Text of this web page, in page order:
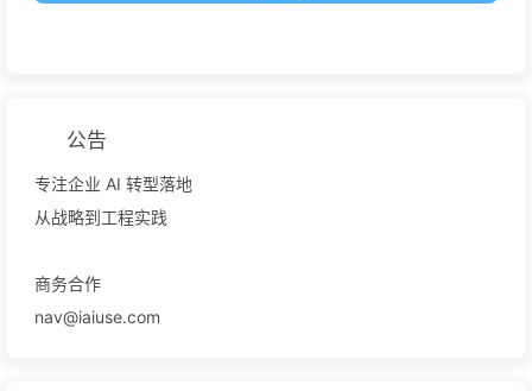
公告
专注企业 AI 转型落地
从战略到工程实践
商务合作
nav@iaiuse.com